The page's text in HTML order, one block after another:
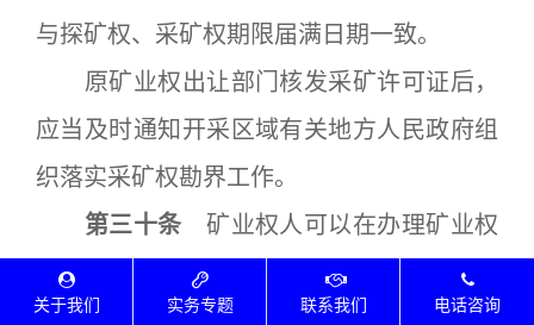
与探矿权、采矿权期限届满日期一致。
原矿业权出让部门核发采矿许可证后，
应当及时通知开采区域有关地方人民政府组
织落实采矿权勘界工作。
第三十条 矿业权人可以在办理矿业权
登记时一并申请办理勘查许可证、采矿许可
关于我们 实务专题 联系我们 电话咨询